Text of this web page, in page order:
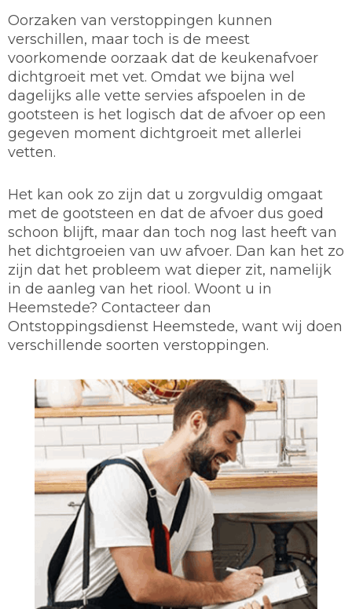
Oorzaken van verstoppingen kunnen
verschillen, maar toch is de meest
voorkomende oorzaak dat de keukenafvoer
dichtgroeit met vet. Omdat we bijna wel
dagelijks alle vette servies afspoelen in de
gootsteen is het logisch dat de afvoer op een
gegeven moment dichtgroeit met allerlei
vetten.
Het kan ook zo zijn dat u zorgvuldig omgaat
met de gootsteen en dat de afvoer dus goed
schoon blijft, maar dan toch nog last heeft van
het dichtgroeien van uw afvoer. Dan kan het zo
zijn dat het probleem wat dieper zit, namelijk
in de aanleg van het riool. Woont u in
Heemstede? Contacteer dan
Ontstoppingsdienst Heemstede, want wij doen
verschillende soorten verstoppingen.